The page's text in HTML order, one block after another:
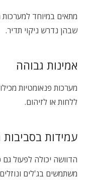
מתאים במיוחד למערכות
שבהן נדרש ניקוי תדיר.
אמינות גבוהה
מערכות פנאומטיות
ללחות או לזיהום.
עמידות בסביבות
הדוושה יכולה לפעול
משתמשים בג'לים